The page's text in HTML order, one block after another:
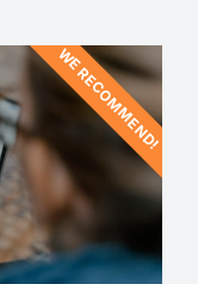
WE RECOMMEND!